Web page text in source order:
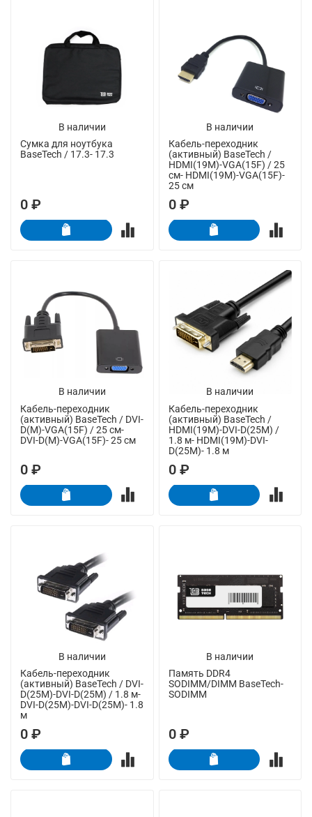
В наличии
Сумка для ноутбука
BaseTech / 17.3- 17.3
0 ₽
В наличии
Кабель-переходник
(активный) BaseTech /
HDMI(19M)-VGA(15F) / 25
см- HDMI(19M)-VGA(15F)-
25 см
0 ₽
В наличии
Кабель-переходник
(активный) BaseTech / DVI-
D(M)-VGA(15F) / 25 см-
DVI-D(M)-VGA(15F)- 25 см
0 ₽
В наличии
Кабель-переходник
(активный) BaseTech /
HDMI(19M)-DVI-D(25M) /
1.8 м- HDMI(19M)-DVI-
D(25M)- 1.8 м
0 ₽
В наличии
Кабель-переходник
(активный) BaseTech / DVI-
D(25M)-DVI-D(25M) / 1.8 м-
DVI-D(25M)-DVI-D(25M)- 1.8
м
0 ₽
В наличии
Память DDR4
SODIMM/DIMM BaseTech-
SODIMM
0 ₽